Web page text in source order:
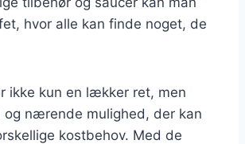
hvor alle kan finde noget, de
ikke kun en lækker ret, men
og nærende mulighed, der kan
kostbehov. Med de